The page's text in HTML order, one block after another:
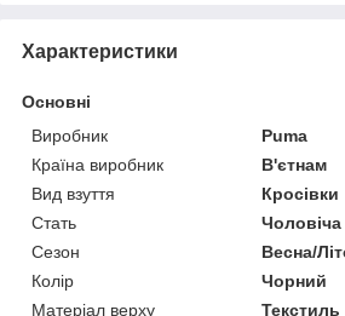
Характеристики
Основні
Виробник
Puma
Країна виробник
В'єтнам
Вид взуття
Кросівки
Стать
Чоловіча
Сезон
Весна/
Колір
Чорний
Матеріал верху
Текстиль